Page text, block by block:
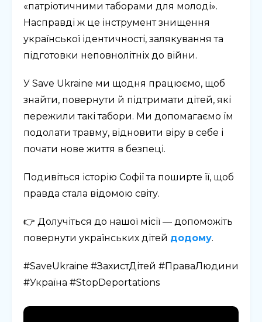
«патріотичними таборами для молоді».
Насправді ж це інструмент знищення
української ідентичності, залякування та
підготовки неповнолітніх до війни.
У Save Ukraine ми щодня працюємо, щоб
знайти, повернути й підтримати дітей, які
пережили такі табори. Ми допомагаємо їм
подолати травму, відновити віру в себе і
почати нове життя в безпеці.
Подивіться історію Софії та поширте її, щоб
правда стала відомою світу.
👉 Долучіться до нашої місії — допоможіть
повернути українських дітей додому.
#SaveUkraine #ЗахистДітей #ПраваЛюдини
#Україна #StopDeportations